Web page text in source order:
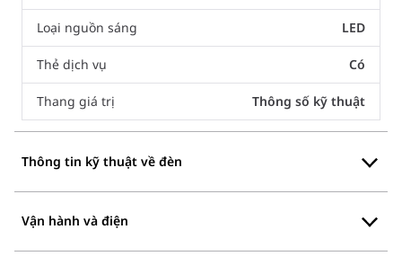
Loại nguồn sáng LED
Thẻ dịch vụ Có
Thang giá trị Thông số kỹ thuật
Thông tin kỹ thuật về đèn
Vận hành và điện